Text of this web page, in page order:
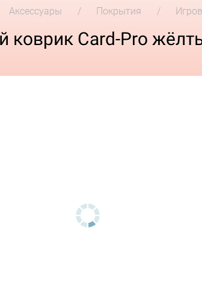
Аксессуары Покрытия
коврик Card-Pro